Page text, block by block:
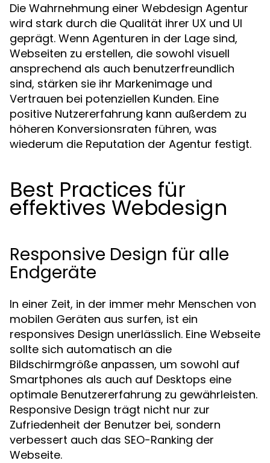
Die Wahrnehmung einer Webdesign Agentur
wird stark durch die Qualität ihrer UX und UI
geprägt. Wenn Agenturen in der Lage sind,
Webseiten zu erstellen, die sowohl visuell
ansprechend als auch benutzerfreundlich
sind, stärken sie ihr Markenimage und
Vertrauen bei potenziellen Kunden. Eine
positive Nutzererfahrung kann außerdem zu
höheren Konversionsraten führen, was
wiederum die Reputation der Agentur festigt.
Best Practices für
effektives Webdesign
Responsive Design für alle
Endgeräte
In einer Zeit, in der immer mehr Menschen von
mobilen Geräten aus surfen, ist ein
responsives Design unerlässlich. Eine Webseite
sollte sich automatisch an die
Bildschirmgröße anpassen, um sowohl auf
Smartphones als auch auf Desktops eine
optimale Benutzererfahrung zu gewährleisten.
Responsive Design trägt nicht nur zur
Zufriedenheit der Benutzer bei, sondern
verbessert auch das SEO-Ranking der
Webseite.